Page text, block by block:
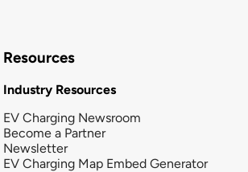
Resources
Industry Resources
EV Charging Newsroom
Become a Partner
Newsletter
EV Charging Map Embed Generator